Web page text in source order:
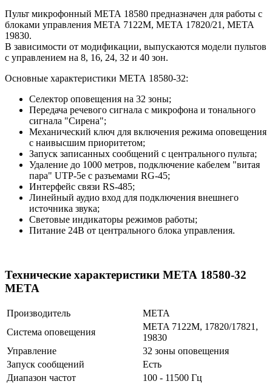
Пульт микрофонный МЕТА 18580 предназначен для работы с
блоками управления МЕТА 7122М, МЕТА 17820/21, МЕТА
19830.
В зависимости от модификации, выпускаются модели пультов
с управлением на 8, 16, 24, 32 и 40 зон.
Основные характеристики МЕТА 18580-32:
Селектор оповещения на 32 зоны;
Передача речевого сигнала с микрофона и тонального
сигнала "Сирена";
Механический ключ для включения режима оповещения
с наивысшим приоритетом;
Запуск записанных сообщений с центрального пульта;
Удаление до 1000 метров, подключение кабелем "витая
пара" UTP-5е с разъемами RG-45;
Интерфейс связи RS-485;
Линейный аудио вход для подключения внешнего
источника звука;
Световые индикаторы режимов работы;
Питание 24В от центрального блока управления.
Технические характеристики МЕТА 18580-32
МЕТА
Производитель
МЕТА
Система оповещения
META 7122M, 17820/17821,
19830
Управление
32 зоны оповещения
Запуск сообщений
Есть
Диапазон частот
100 - 11500 Гц